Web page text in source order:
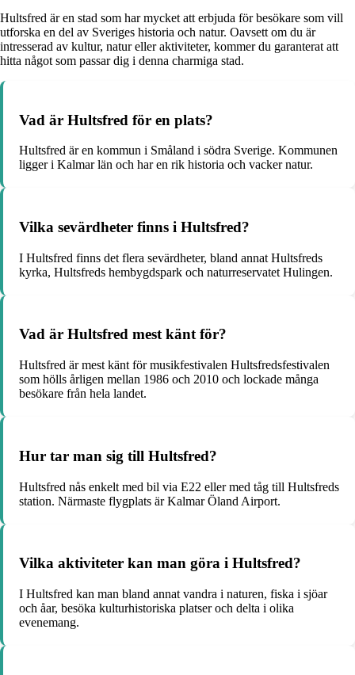
Hultsfred är en stad som har mycket att erbjuda för besökare som vill
utforska en del av Sveriges historia och natur. Oavsett om du är
intresserad av kultur, natur eller aktiviteter, kommer du garanterat att
hitta något som passar dig i denna charmiga stad.
Vad är Hultsfred för en plats?
Hultsfred är en kommun i Småland i södra Sverige. Kommunen
ligger i Kalmar län och har en rik historia och vacker natur.
Vilka sevärdheter finns i Hultsfred?
I Hultsfred finns det flera sevärdheter, bland annat Hultsfreds
kyrka, Hultsfreds hembygdspark och naturreservatet Hulingen.
Vad är Hultsfred mest känt för?
Hultsfred är mest känt för musikfestivalen Hultsfredsfestivalen
som hölls årligen mellan 1986 och 2010 och lockade många
besökare från hela landet.
Hur tar man sig till Hultsfred?
Hultsfred nås enkelt med bil via E22 eller med tåg till Hultsfreds
station. Närmaste flygplats är Kalmar Öland Airport.
Vilka aktiviteter kan man göra i Hultsfred?
I Hultsfred kan man bland annat vandra i naturen, fiska i sjöar
och åar, besöka kulturhistoriska platser och delta i olika
evenemang.